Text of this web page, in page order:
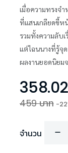
เมื่อความทรง
ที่แสนเกลียดขี้ห
รวมทั้งความลับ
แต่ไฉนนางที่รู้จุด
ผลงานยอดนิยม
358.02
459บาท -22
จำนวน